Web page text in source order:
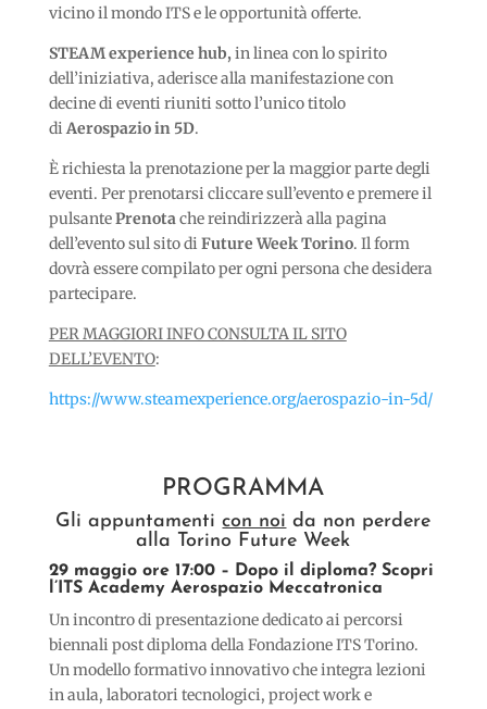
vicino il mondo ITS e le opportunità offerte.
STEAM experience hub,in linea con lo spirito
dell’iniziativa, aderisce alla manifestazione con
decine di eventi riuniti sotto l’unico titolo
diAerospazio in 5D.
È richiesta la prenotazione per la maggior parte degli
eventi. Per prenotarsi cliccare sull’evento e premere il
pulsantePrenotache reindirizzerà alla pagina
dell’evento sul sito di Future Week Torino. Il form
dovrà essere compilato per ogni persona che desidera
partecipare.
PER MAGGIORI INFO CONSULTA IL SITO
DELL’EVENTO:
https://www.steamexperience.org/aerospazio-in-5d/
PROGRAMMA
Gli appuntamenticon noi da non perdere
alla Torino Future Week
29 maggio ore 17:00 – Dopo il diploma? Scopri
l’ITS Academy Aerospazio Meccatronica
Un incontro di presentazione dedicato ai percorsi
biennali post diploma della Fondazione ITS Torino.
Un modello formativo innovativo che integra lezioni
in aula, laboratori tecnologici, project work e